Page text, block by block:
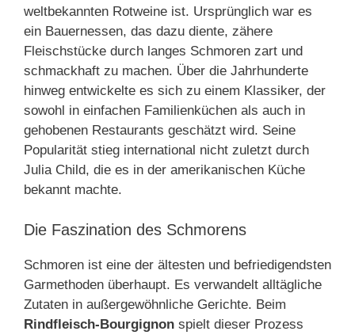
weltbekannten Rotweine ist. Ursprünglich war es
ein Bauernessen, das dazu diente, zähere
Fleischstücke durch langes Schmoren zart und
schmackhaft zu machen. Über die Jahrhunderte
hinweg entwickelte es sich zu einem Klassiker, der
sowohl in einfachen Familienküchen als auch in
gehobenen Restaurants geschätzt wird. Seine
Popularität stieg international nicht zuletzt durch
Julia Child, die es in der amerikanischen Küche
bekannt machte.
Die Faszination des Schmorens
Schmoren ist eine der ältesten und befriedigendsten
Garmethoden überhaupt. Es verwandelt alltägliche
Zutaten in außergewöhnliche Gerichte. Beim
Rindfleisch-Bourgignon spielt dieser Prozess